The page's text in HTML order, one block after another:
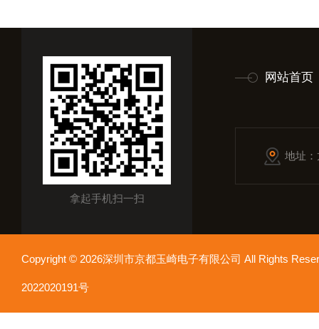
拿起手机扫一扫
网站首页
地址
Copyright © 2026深圳市京都玉崎电子有限公司 All Rights
2022020191号